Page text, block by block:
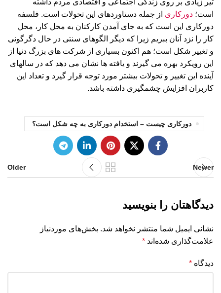
ثیر زیادی بر روی زندگی اجتماعی و اقتصادی مردم داشته
است؛ دورکاری از جمله دستاوردهای این تحولات است. فلسفه
دورکاری این است که به جای آمدن کارکنان به محل کار، محل
کار را نزد آنان ببریم زیرا که دیگر الگوهای سنتی در حال دگرگونی
و تغییر شکل است؛ هم اکنون بسیاری از شرکت های بزرگ دنیا از
این رویکرد بهره می گیرند و یافته ها نشان می دهد که در سالهای
آینده این تغییر و تحولات بیشتر مورد توجه قرار گیرد و تعداد این
کاربران افزایش چشمگیری داشته باشد.
دورکاری چیست – استخدام دورکاری به چه شکل است؟
Newer
Older
دیدگاهتان را بنویسید
نشانی ایمیل شما منتشر نخواهد شد. بخش‌های موردنیاز
علامت‌گذاری شده‌اند *
دیدگاه *